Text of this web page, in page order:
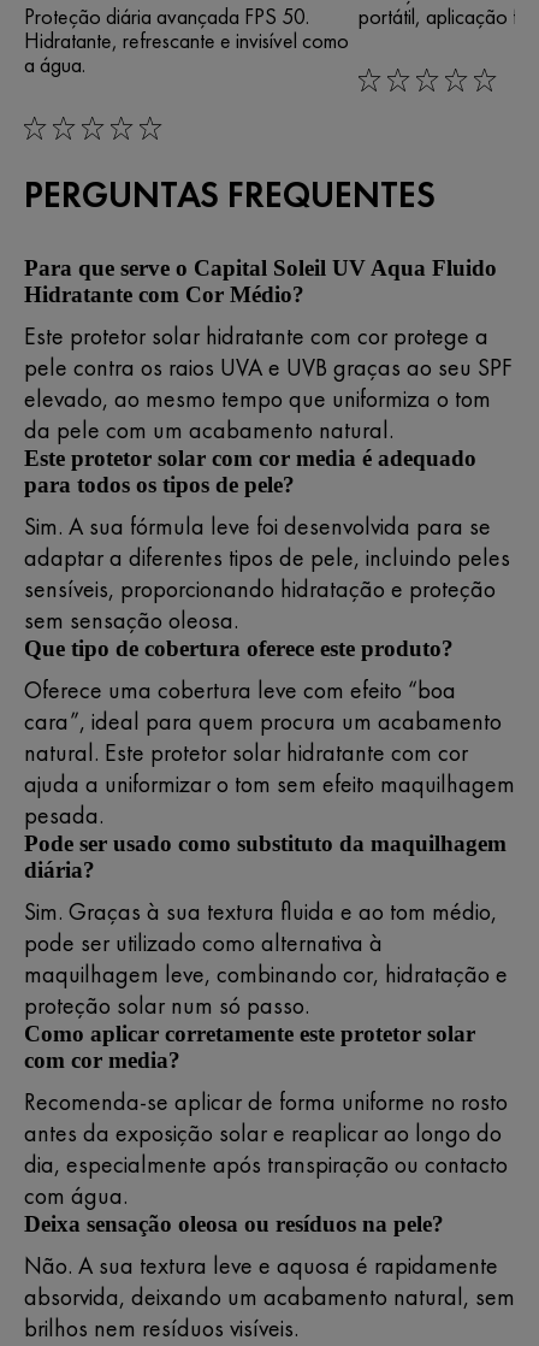
Proteção diária avançada FPS 50.
Hidratante, refrescante e invisível como
a água.
rating: 0 out of 5
portátil, aplicação
rating: 0 out of 5
PERGUNTAS FREQUENTES
Para que serve o Capital Soleil UV Aqua Fluido
Hidratante com Cor Médio?
Este protetor solar hidratante com cor protege a
pele contra os raios UVA e UVB graças ao seu SPF
elevado, ao mesmo tempo que uniformiza o tom
da pele com um acabamento natural.
Este protetor solar com cor media é adequado
para todos os tipos de pele?
Sim. A sua fórmula leve foi desenvolvida para se
adaptar a diferentes tipos de pele, incluindo peles
sensíveis, proporcionando hidratação e proteção
sem sensação oleosa.
Que tipo de cobertura oferece este produto?
Oferece uma cobertura leve com efeito “boa
cara”, ideal para quem procura um acabamento
natural. Este protetor solar hidratante com cor
ajuda a uniformizar o tom sem efeito maquilhagem
pesada.
Pode ser usado como substituto da maquilhagem
diária?
Sim. Graças à sua textura fluida e ao tom médio,
pode ser utilizado como alternativa à
maquilhagem leve, combinando cor, hidratação e
proteção solar num só passo.
Como aplicar corretamente este protetor solar
com cor media?
Recomenda-se aplicar de forma uniforme no rosto
antes da exposição solar e reaplicar ao longo do
dia, especialmente após transpiração ou contacto
com água.
Deixa sensação oleosa ou resíduos na pele?
Não. A sua textura leve e aquosa é rapidamente
absorvida, deixando um acabamento natural, sem
brilhos nem resíduos visíveis.